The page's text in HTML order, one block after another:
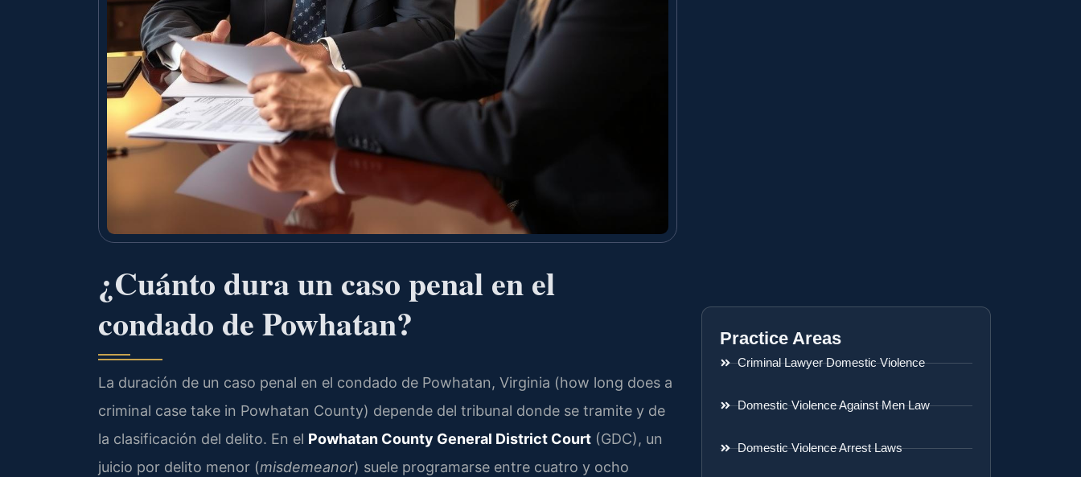
¿Cuánto dura un caso penal en el
condado de Powhatan?
La duración de un caso penal en el condado de Powhatan, Virginia (how long does a
criminal case take in Powhatan County) depende del tribunal donde se tramite y de
la clasificación del delito. En el Powhatan County General District Court (GDC), un
juicio por delito menor (misdemeanor) suele programarse entre cuatro y ocho
Practice Areas
Criminal Lawyer Domestic Violence
Domestic Violence Against Men Law
Domestic Violence Arrest Laws